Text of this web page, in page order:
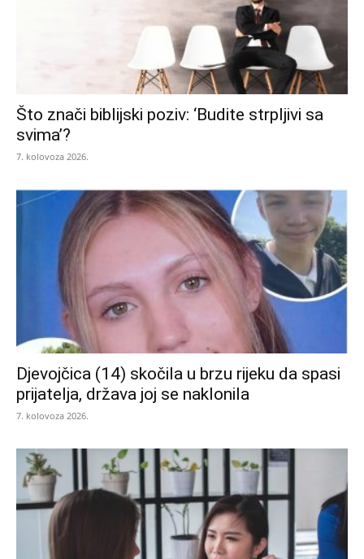
Što znači biblijski poziv: ‘Budite strpljivi sa
svima’?
7. kolovoza 2026.
Djevojčica (14) skočila u brzu rijeku da spasi
prijatelja, država joj se naklonila
7. kolovoza 2026.